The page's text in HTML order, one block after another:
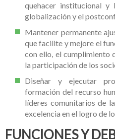
quehacer institucional
globalización y el
Mantener permanente
que facilite y mejore el
con ello, el cumplimiento
la participación de los
Diseñar y ejecutar
formación del recurso
líderes comunitarios de
excelencia en el logro de
FUNCIONES Y